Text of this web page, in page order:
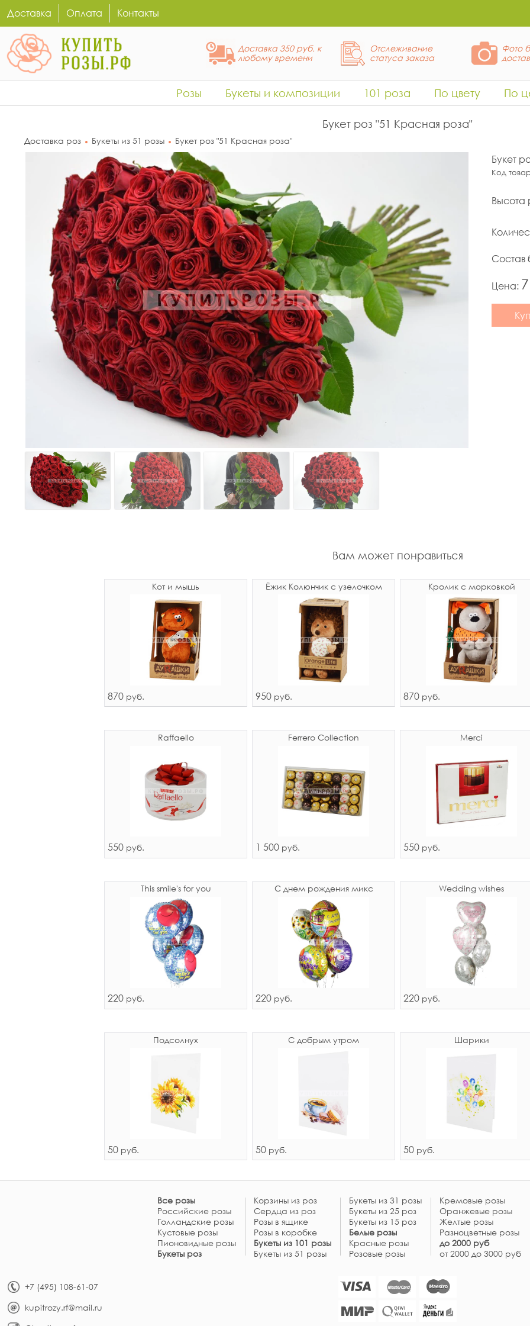
Доставка Оплата Контакты
Доставка 350 руб. к
любому времени
Отслеживание
статуса заказа
Фото
Розы Букеты и композиции 101 роза По цвету По
Букет роз "51 Красная роза"
Доставка роз Букеты из 51 розы Букет роз "51 Красная роза"
Букет
Код
Высота
Состав
Цена:
Вам может понравиться
Кот и мышь
870 руб.
Ёжик Колюнчик с узелочком
950 руб.
Кролик с морковкой
870 руб.
Raffaello
550 руб.
Ferrero Collection
1 500 руб.
Merci
550 руб.
This smile's for you
220 руб.
С днем рождения микс
220 руб.
Wedding wishes
220 руб.
Подсолнух
50 руб.
С добрым утром
50 руб.
Шарики
50 руб.
Все розы
Российские розы
Голландские розы
Кустовые розы
Пионовидные розы
Букеты роз
Корзины из роз
Сердца из роз
Розы в ящике
Розы в коробке
Букеты из 101 розы
Букеты из 51 розы
Букеты из 31 розы
Букеты из 25 роз
Букеты из 15 роз
Белые розы
Красные розы
Розовые розы
Кремовые розы
Оранжевые розы
Желтые розы
Разноцветные розы
до 2000 руб
от 2000 до 3000 руб
+7 (495) 108-61-07
kupitrozy.rf@mail.ru